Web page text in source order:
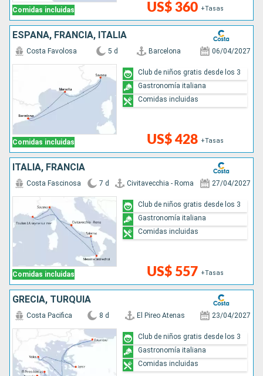
Comidas incluidas US$ 360 +Tasas
ESPAÑA, FRANCIA, ITALIA
Comidas incluidas
Costa Favolosa 5 d Barcelona 06/04/2027
US$ 428 +Tasas
Club de niños gratis desde los 3
Gastronomía italiana
Comidas incluidas
ITALIA, FRANCIA
Comidas incluidas
Costa Fascinosa 7 d Civitavecchia - Roma 27/04/2027
US$ 557 +Tasas
Club de niños gratis desde los 3
Gastronomía italiana
Comidas incluidas
GRECIA, TURQUÍA
Costa Pacifica 8 d El Pireo Atenas 23/04/2027
Club de niños gratis desde los 3
Gastronomía italiana
Comidas incluidas